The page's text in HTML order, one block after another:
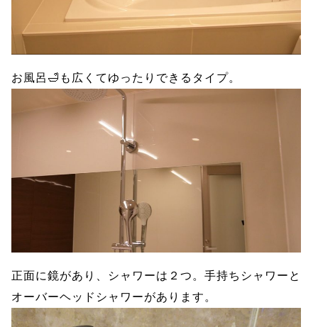
お風呂🛁も広くてゆったりできるタイプ。
正面に鏡があり、シャワーは２つ。手持ちシャワーと
オーバーヘッドシャワーがあります。